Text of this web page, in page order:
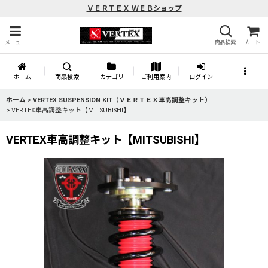
ＶＥＲＴＥＸ ＷＥＢショップ
メニュー 商品検索 カート
ホーム 商品検索 カテゴリ ご利用案内 ログイン
ホーム > VERTEX SUSPENSION KIT（ＶＥＲＴＥＸ車高調整キット）
> VERTEX車高調整キット【MITSUBISHI】
VERTEX車高調整キット【MITSUBISHI】